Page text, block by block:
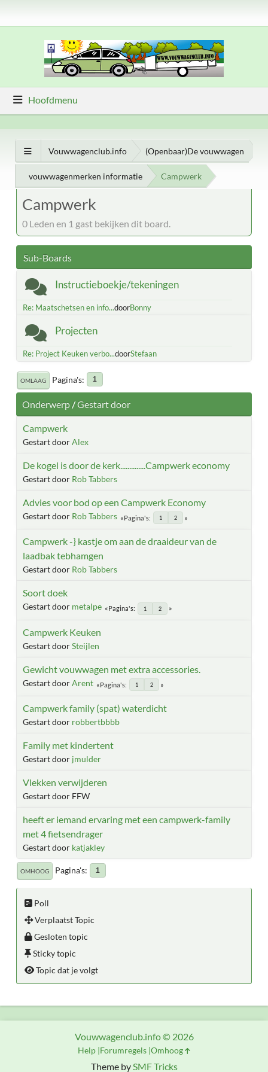
Hoofdmenu
Vouwwagenclub.info (Openbaar)De vouwwagen
vouwwagenmerken informatie Campwerk
Campwerk
0 Leden en 1 gast bekijken dit board.
Sub-Boards
Instructieboekje/tekeningen
Re: Maatschetsen en info...doorBonny
Projecten
Re: Project Keuken verbo...doorStefaan
OMLAAG Pagina's 1
Onderwerp/Gestart door
Campwerk
Gestart doorAlex
De kogel is door de kerk..............Campwerk economy
Gestart door Rob Tabbers
Advies voor bod op een Campwerk Economy
Gestart door Rob Tabbers Pagina's 1 2
Campwerk -} kastje om aan de draaideur van de
laadbak tebhamgen
Gestart door Rob Tabbers
Soort doek
Gestart door metalpe Pagina's 1 2
Campwerk Keuken
Gestart doorSteijlen
Gewicht vouwwagen met extra accessories.
Gestart doorArent Pagina's 1 2
Campwerk family (spat) waterdicht
Gestart door robbertbbbb
Family met kindertent
Gestart door jmulder
Vlekken verwijderen
Gestart door FFW
heeft er iemand ervaring met een campwerk-family
met 4 fietsendrager
Gestart door katjakley
OMHOOG Pagina's 1
Poll
Verplaatst Topic
Gesloten topic
Sticky topic
Topic dat je volgt
Theme bySMF Tricks
Vouwwagenclub.info © 2026
Help Forumregels Omhoog